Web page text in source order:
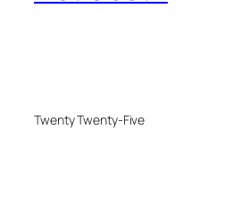
Twenty Twenty-Five